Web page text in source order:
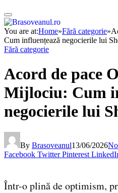
You are at:Home»Fără categorie»
Cum influențează negocierile lui
Fără categorie
Acord de pace
Mijlociu: Cum
negocierile lui
By Brasoveanul13/06/2026
Facebook Twitter Pinterest
Într-o plină de optimism,